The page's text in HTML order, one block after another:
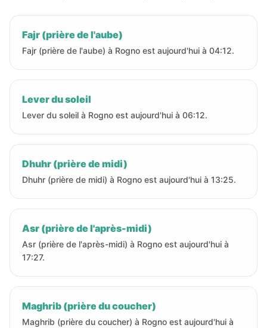
Fajr (prière de l'aube)
Fajr (prière de l'aube) à Rogno est aujourd'hui à 04:12.
Lever du soleil
Lever du soleil à Rogno est aujourd'hui à 06:12.
Dhuhr (prière de midi)
Dhuhr (prière de midi) à Rogno est aujourd'hui à 13:25.
Asr (prière de l'après-midi)
Asr (prière de l'après-midi) à Rogno est aujourd'hui à
17:27.
Maghrib (prière du coucher)
Maghrib (prière du coucher) à Rogno est aujourd'hui à